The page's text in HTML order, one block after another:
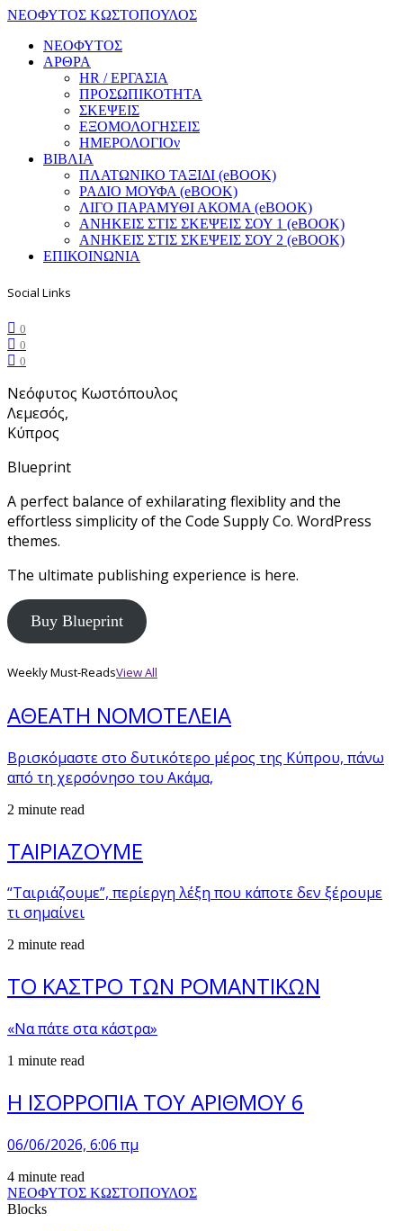
ΝΕΟΦΥΤΟΣ ΚΩΣΤΟΠΟΥΛΟΣ
ΝΕΟΦΥΤΟΣ
ΑΡΘΡΑ
HR / ΕΡΓΑΣΙΑ
ΠΡΟΣΩΠΙΚΟΤΗΤΑ
ΣΚΕΨΕΙΣ
ΕΞΟΜΟΛΟΓΗΣΕΙΣ
ΗΜΕΡΟΛΟΓΙΟν
ΒΙΒΛΙΑ
ΠΛΑΤΩΝΙΚΟ ΤΑΞΙΔΙ (eBOOK)
ΡΑΔΙΟ ΜΟΥΦΑ (eBOOK)
ΛΙΓΟ ΠΑΡΑΜΥΘΙ ΑΚΟΜΑ (eBOOK)
ΑΝΗΚΕΙΣ ΣΤΙΣ ΣΚΕΨΕΙΣ ΣΟΥ 1 (eBOOK)
ΑΝΗΚΕΙΣ ΣΤΙΣ ΣΚΕΨΕΙΣ ΣΟΥ 2 (eBOOK)
ΕΠΙΚΟΙΝΩΝΙΑ
Social Links
0
0
0
Νεόφυτος Κωστόπουλος
Λεμεσός,
Κύπρος
Blueprint
A perfect balance of exhilarating flexiblity and the
effortless simplicity of the Code Supply Co. WordPress
themes.
The ultimate publishing experience is here.
Buy Blueprint
Weekly Must-ReadsView All
ΑΘΕΑΤΗ ΝΟΜΟΤΕΛΕΙΑ
Βρισκόμαστε στο δυτικότερο μέρος της Κύπρου, πάνω
από τη χερσόνησο του Ακάμα,
2 minute read
ΤΑΙΡΙΑΖΟΥΜΕ
“Ταιριάζουμε”, περίεργη λέξη που κάποτε δεν ξέρουμε
τι σημαίνει
2 minute read
ΤΟ ΚΑΣΤΡΟ ΤΩΝ ΡΟΜΑΝΤΙΚΩΝ
«Να πάτε στα κάστρα»
1 minute read
Η ΙΣΟΡΡΟΠΙΑ ΤΟΥ ΑΡΙΘΜΟΥ 6
06/06/2026, 6:06 πμ
4 minute read
ΝΕΟΦΥΤΟΣ ΚΩΣΤΟΠΟΥΛΟΣ
Blocks